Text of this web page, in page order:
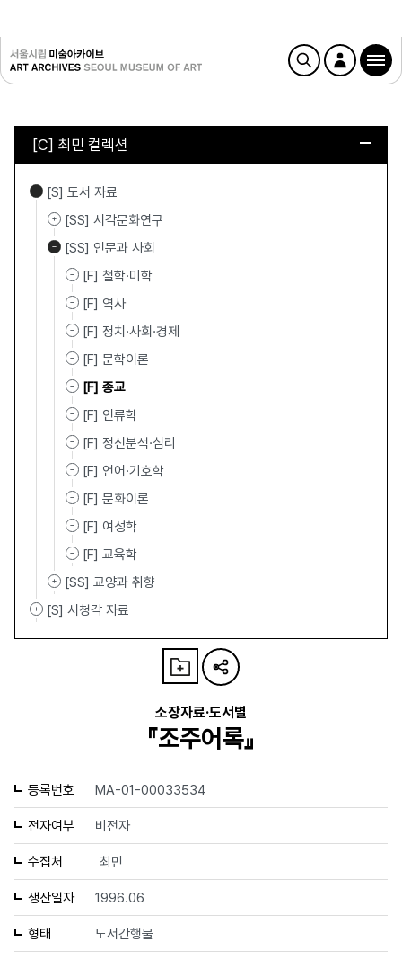
[C] 최민 컬렉션
[S] 도서 자료
[SS] 시각문화연구
[SS] 인문과 사회
[F] 철학·미학
[F] 역사
[F] 정치·사회·경제
[F] 문학이론
[F] 종교
[F] 인류학
[F] 정신분석·심리
[F] 언어·기호학
[F] 문화이론
[F] 여성학
[F] 교육학
[SS] 교양과 취향
[S] 시청각 자료
소장자료·도서별
『조주어록』
등록번호 MA-01-00033534
전자여부 비전자
수집처 최민
생산일자 1996.06
형태 도서간행물